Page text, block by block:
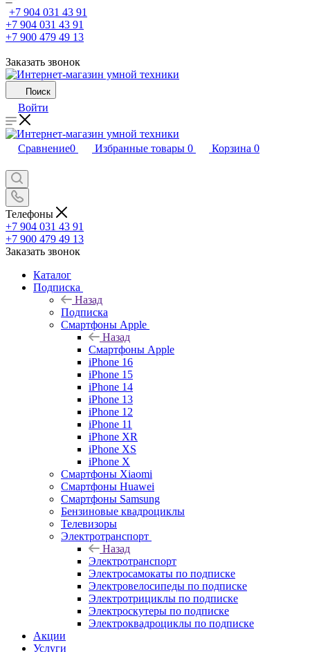
+7 904 031 43 91
+7 904 031 43 91
+7 900 479 49 13
Заказать звонок
Поиск
Войти
Сравнение0 Избранные товары 0 Корзина 0
Телефоны
+7 904 031 43 91
+7 900 479 49 13
Заказать звонок
Каталог
Подписка
Назад
Подписка
Смартфоны Apple
Назад
Смартфоны Apple
iPhone 16
iPhone 15
iPhone 14
iPhone 13
iPhone 12
iPhone 11
iPhone XR
iPhone XS
iPhone X
Смартфоны Xiaomi
Смартфоны Huawei
Смартфоны Samsung
Бензиновые квадроциклы
Телевизоры
Электротранспорт
Назад
Электротранспорт
Электросамокаты по подписке
Электровелосипеды по подписке
Электротрициклы по подписке
Электроскутеры по подписке
Электроквадроциклы по подписке
Акции
Услуги